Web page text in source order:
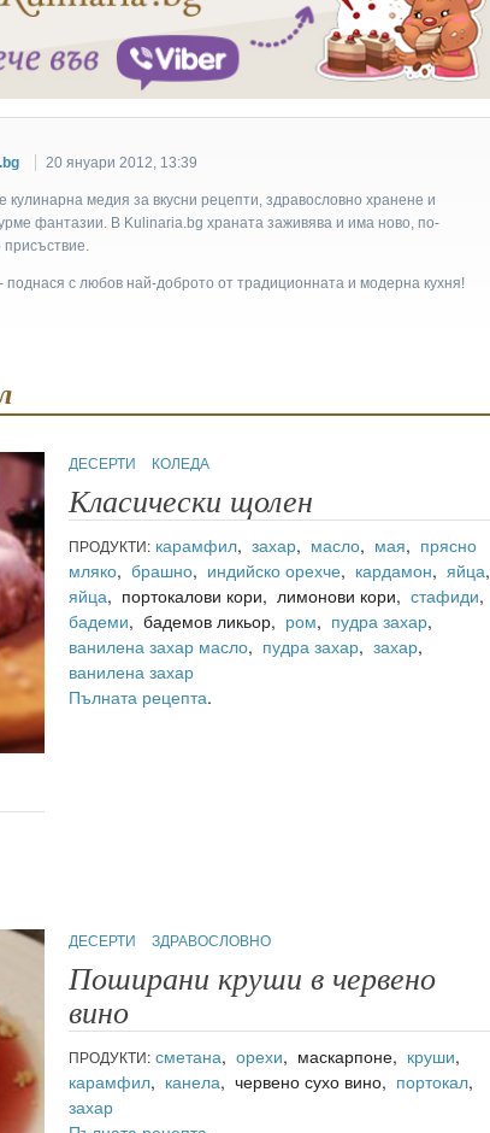
20 януари 2012, 13:39
e кулинарна медия за вкусни рецепти, здравословно хранене и
фантазии. В Kulinaria.bg храната заживява и има ново, по-
присъствие.
поднася с любов най-доброто от традиционната и модерна кухня!
ДЕСЕРТИ КОЛЕДА
Класически щолен
ПРОДУКТИ: карамфил,захар, масло, мая, прясно
мляко,брашно, индийско орехче, кардамон,яйца,
яйца, портокалови кори, лимонови кори,стафиди,
бадеми, бадемов ликьор, ром, пудра захар,
ванилена захар масло, пудра захар,захар,
ванилена захар
Пълната рецепта.
ДЕСЕРТИ ЗДРАВОСЛОВНО
Поширани круши в червено
вино
ПРОДУКТИ: сметана,орехи, маскарпоне, круши,
карамфил, канела, червено сухо вино, портокал,
захар